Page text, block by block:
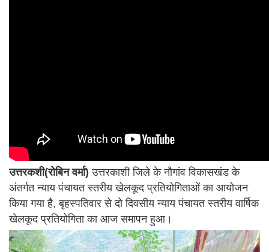
उत्तरकशी(रोबिन वर्मा) उत्तरकाशी जिले के नौगांव विकासखंड के
अंतर्गत न्याय पंचायत स्तरीय खेलकूद प्रतियोगिताओं का आयोजन
किया गया है, बृहस्पतिवार से दो दिवसीय न्याय पंचायत स्तरीय वार्षिक
खेलकूद प्रतियोगिता का आज समापन हुआ।